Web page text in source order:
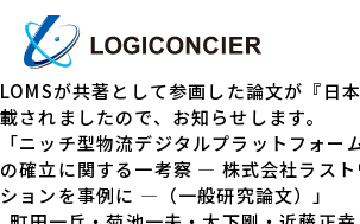
2025.07.29
TOPIC
学会誌掲載のご案内
LOMSが共著として参画した論文が『日
載されましたので、お知らせします。
「ニッチ型物流デジタルプラットフォー
の確立に関する一考察 ― 株式会社ラス
ションを事例に ―（一般研究論文）」